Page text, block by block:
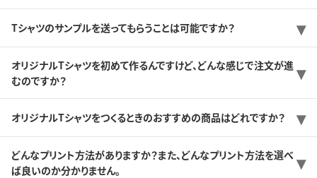
Tシャツのサンプルを送ってもらうことは可能ですか？
オリジナルTシャツを初めて作るんですけど、どんな感じで注文が進
むのですか？
オリジナルTシャツをつくるときのおすすめの商品はどれですか？
どんなプリント方法がありますか？また、どんなプリント方法を選べ
ば良いのか分かりません。